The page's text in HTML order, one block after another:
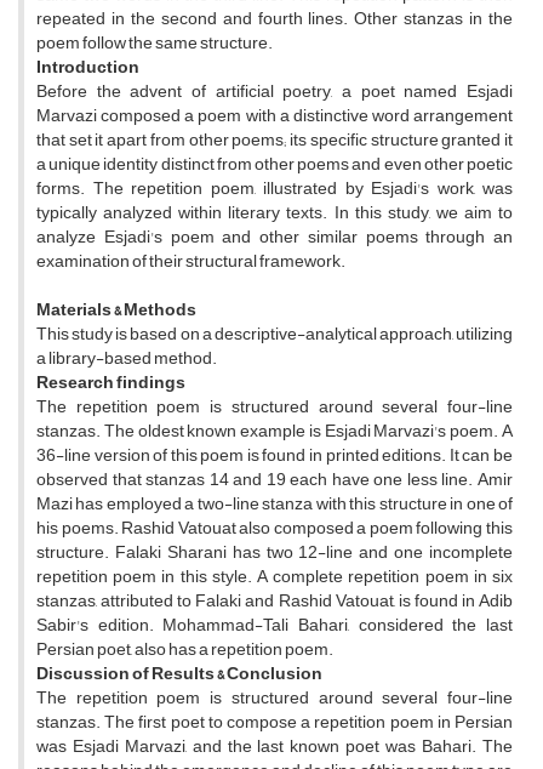
repeated in the second and fourth lines. Other stanzas in the
poem follow the same structure.
Introduction
Before the advent of artificial poetry, a poet named Esjadi
Marvazi composed a poem with a distinctive word arrangement
that set it apart from other poems; its specific structure granted it
a unique identity distinct from other poems and even other poetic
forms. The repetition poem, illustrated by Esjadi's work, was
typically analyzed within literary texts. In this study, we aim to
analyze Esjadi's poem and other similar poems through an
examination of their structural framework.
Materials & Methods
This study is based on a descriptive-analytical approach, utilizing
a library-based method.
Research findings
The repetition poem is structured around several four-line
stanzas. The oldest known example is Esjadi Marvazi's poem. A
36-line version of this poem is found in printed editions. It can be
observed that stanzas 14 and 19 each have one less line. Amir
Mazi has employed a two-line stanza with this structure in one of
his poems. Rashid Vatouat also composed a poem following this
structure. Falaki Sharani has two 12-line and one incomplete
repetition poem in this style. A complete repetition poem in six
stanzas, attributed to Falaki and Rashid Vatouat, is found in Adib
Sabir's edition. Mohammad-Tali Bahari, considered the last
Persian poet, also has a repetition poem.
Discussion of Results & Conclusion
The repetition poem is structured around several four-line
stanzas. The first poet to compose a repetition poem in Persian
was Esjadi Marvazi, and the last known poet was Bahari. The